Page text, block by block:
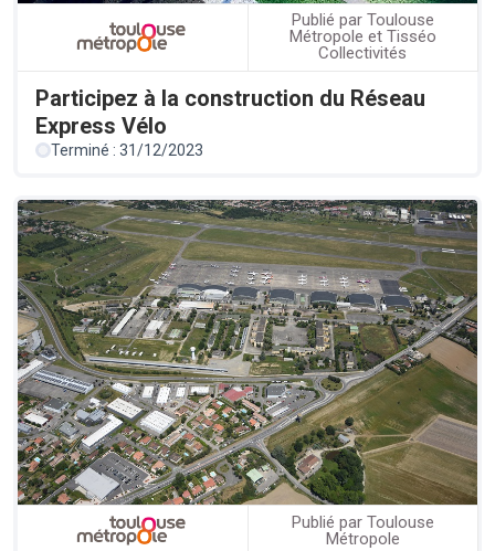
Publié par Toulouse
Métropole et Tisséo
Collectivités
Participez à la construction du Réseau
Express Vélo
Terminé : 31/12/2023
Publié par Toulouse
Métropole